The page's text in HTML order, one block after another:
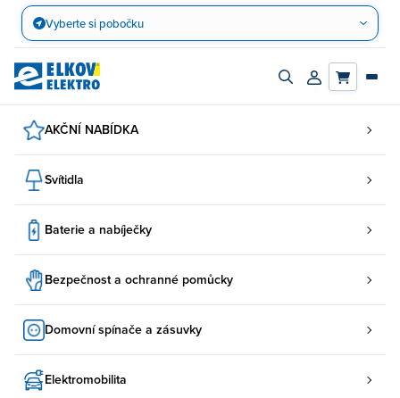
Přejít
obsah
Vyberte si pobočku
Zapnout/vypnout
Přihlásit/
AKČNÍ NABÍDKA
Svítidla
Baterie a nabíječky
Bezpečnost a ochranné pomůcky
Domovní spínače a zásuvky
Elektromobilita